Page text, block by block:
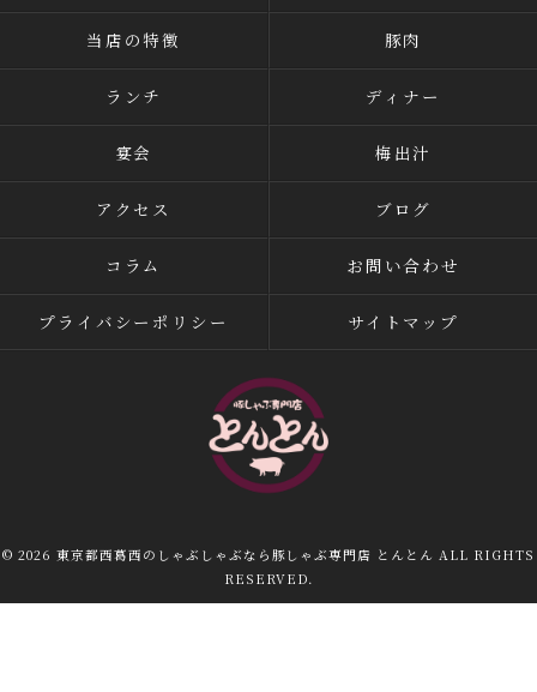
当店の特徴 豚肉
ランチ ディナー
宴会 梅出汁
アクセス ブログ
コラム お問い合わせ
プライバシーポリシー サイトマップ
© 2026 東京都西葛西のしゃぶしゃぶなら豚しゃぶ専門店 とんとん ALL RIGHTS
RESERVED.